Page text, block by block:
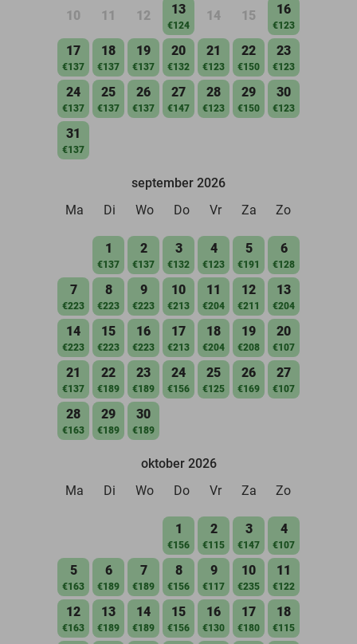
10 11 12 13
€124
14 15 16
€123
17
€137
18
€137
19
€137
20
€132
21
€123
22
€150
23
€123
24
€137
25
€137
26
€137
27
€147
28
€123
29
€150
30
€123
31
€137
september 2026
Ma
Di Wo Do Vr Za Zo
1
€137
2
€137
3
€132
4
€123
5
€191
6
€128
7
€223
8
€223
9
€223
10
€213
11
€204
12
€211
13
€204
14
€223
15
€223
16
€223
17
€213
18
€204
19
€208
20
€107
21
€137
22
€189
23
€189
24
€156
25
€125
26
€169
27
€107
28
€163
29
€189
30
€189
oktober 2026
Ma
Di Wo Do Vr Za Zo
1
€156
2
€115
3
€147
4
€107
5
€163
6
€189
7
€189
8
€156
9
€117
10
€235
11
€122
12
€163
13
€189
14
€189
15
€156
16
€130
17
€180
18
€115